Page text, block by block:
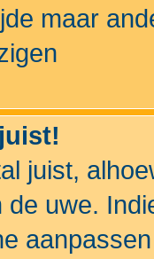
maar
juist,
uwe.